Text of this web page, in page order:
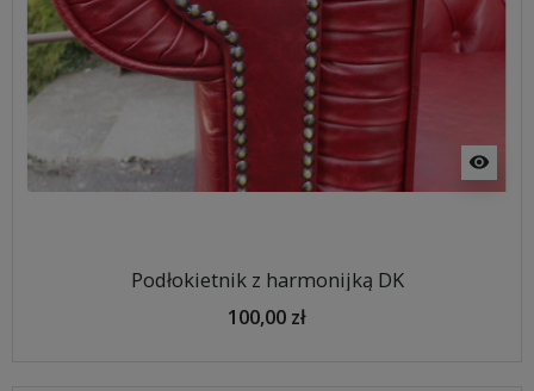
visibility
Podłokietnik z harmonijką DK
100,00 zł